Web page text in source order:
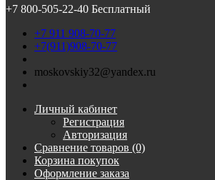
+7 800-505-22-40 Бесплатный
+7 911 908-70-77
+7(911)908-70-77
moskovskiy32@yandex.ru
Личный кабинет
Регистрация
Авторизация
Сравнение товаров (0)
Корзина покупок
Оформление заказа